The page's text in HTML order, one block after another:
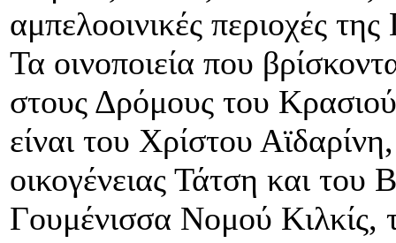
αμπελοοινικές περιοχές
Τα οινοποιεία που
στους Δρόμους του
είναι του Χρίστου
οικογένειας Τάτση και
Γουμένισσα Νομού Κιλκίς,